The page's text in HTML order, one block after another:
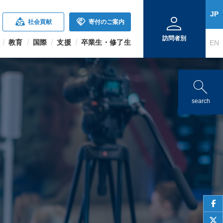
search
search
diversity_2 社会貢献 handshake 寄付のご案内
教育 国際 支援 卒業生・修了生
person
訪問者別
JP
EN